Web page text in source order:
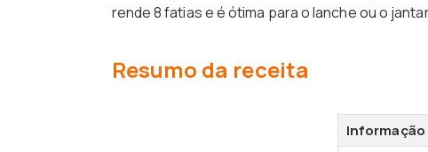
rende 8 fatias e é ótima para o lanche ou o
Resumo da receita
Informação